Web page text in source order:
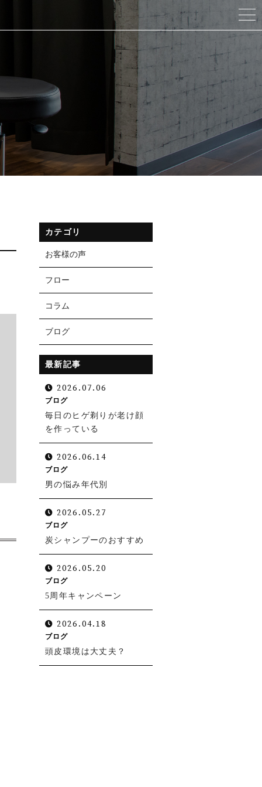
39-3009
受付時間 10:30～19:00（日曜定休）
カテゴリ
お客様の声
フロー
コラム
ブログ
最新記事
2026.07.06
ブログ
毎日のヒゲ剃りが老け顔
を作っている
2026.06.14
ブログ
男の悩み年代別
2026.05.27
ブログ
炭シャンプーのおすすめ
2026.05.20
ブログ
5周年キャンペーン
2026.04.18
ブログ
頭皮環境は大丈夫？